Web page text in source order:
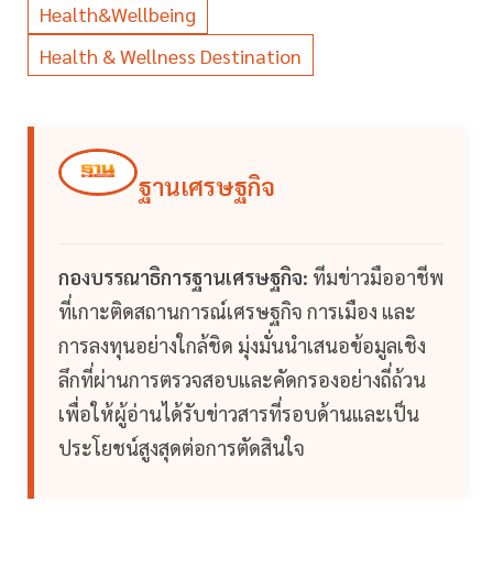
Health&Wellbeing
Health & Wellness Destination
ฐานเศรษฐกิจ
กองบรรณาธิการฐานเศรษฐกิจ: ทีมข่าวมืออาชีพ
ที่เกาะติดสถานการณ์เศรษฐกิจ การเมือง และ
การลงทุนอย่างใกล้ชิด มุ่งมั่นนำเสนอข้อมูลเชิง
ลึกที่ผ่านการตรวจสอบและคัดกรองอย่างถี่ถ้วน
เพื่อให้ผู้อ่านได้รับข่าวสารที่รอบด้านและเป็น
ประโยชน์สูงสุดต่อการตัดสินใจ